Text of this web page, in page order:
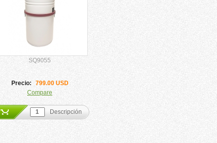
SQ9055
Precio:
799.00 USD
Compare
Descripción